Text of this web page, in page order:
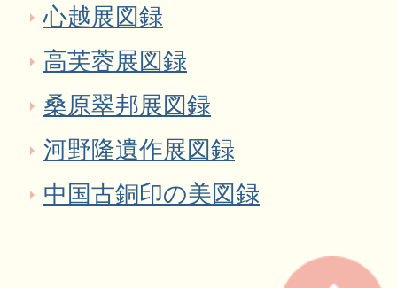
心越展図録
高芙蓉展図録
桑原翠邦展図録
河野隆遺作展図録
中国古銅印の美図録